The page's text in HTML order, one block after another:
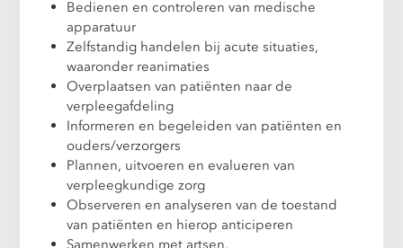
Bedienen en controleren van medische
apparatuur
Zelfstandig handelen bij acute situaties,
waaronder reanimaties
Overplaatsen van patiënten naar de
verpleegafdeling
Informeren en begeleiden van patiënten en
ouders/verzorgers
Plannen, uitvoeren en evalueren van
verpleegkundige zorg
Observeren en analyseren van de toestand
van patiënten en hierop anticiperen
Samenwerken met artsen,